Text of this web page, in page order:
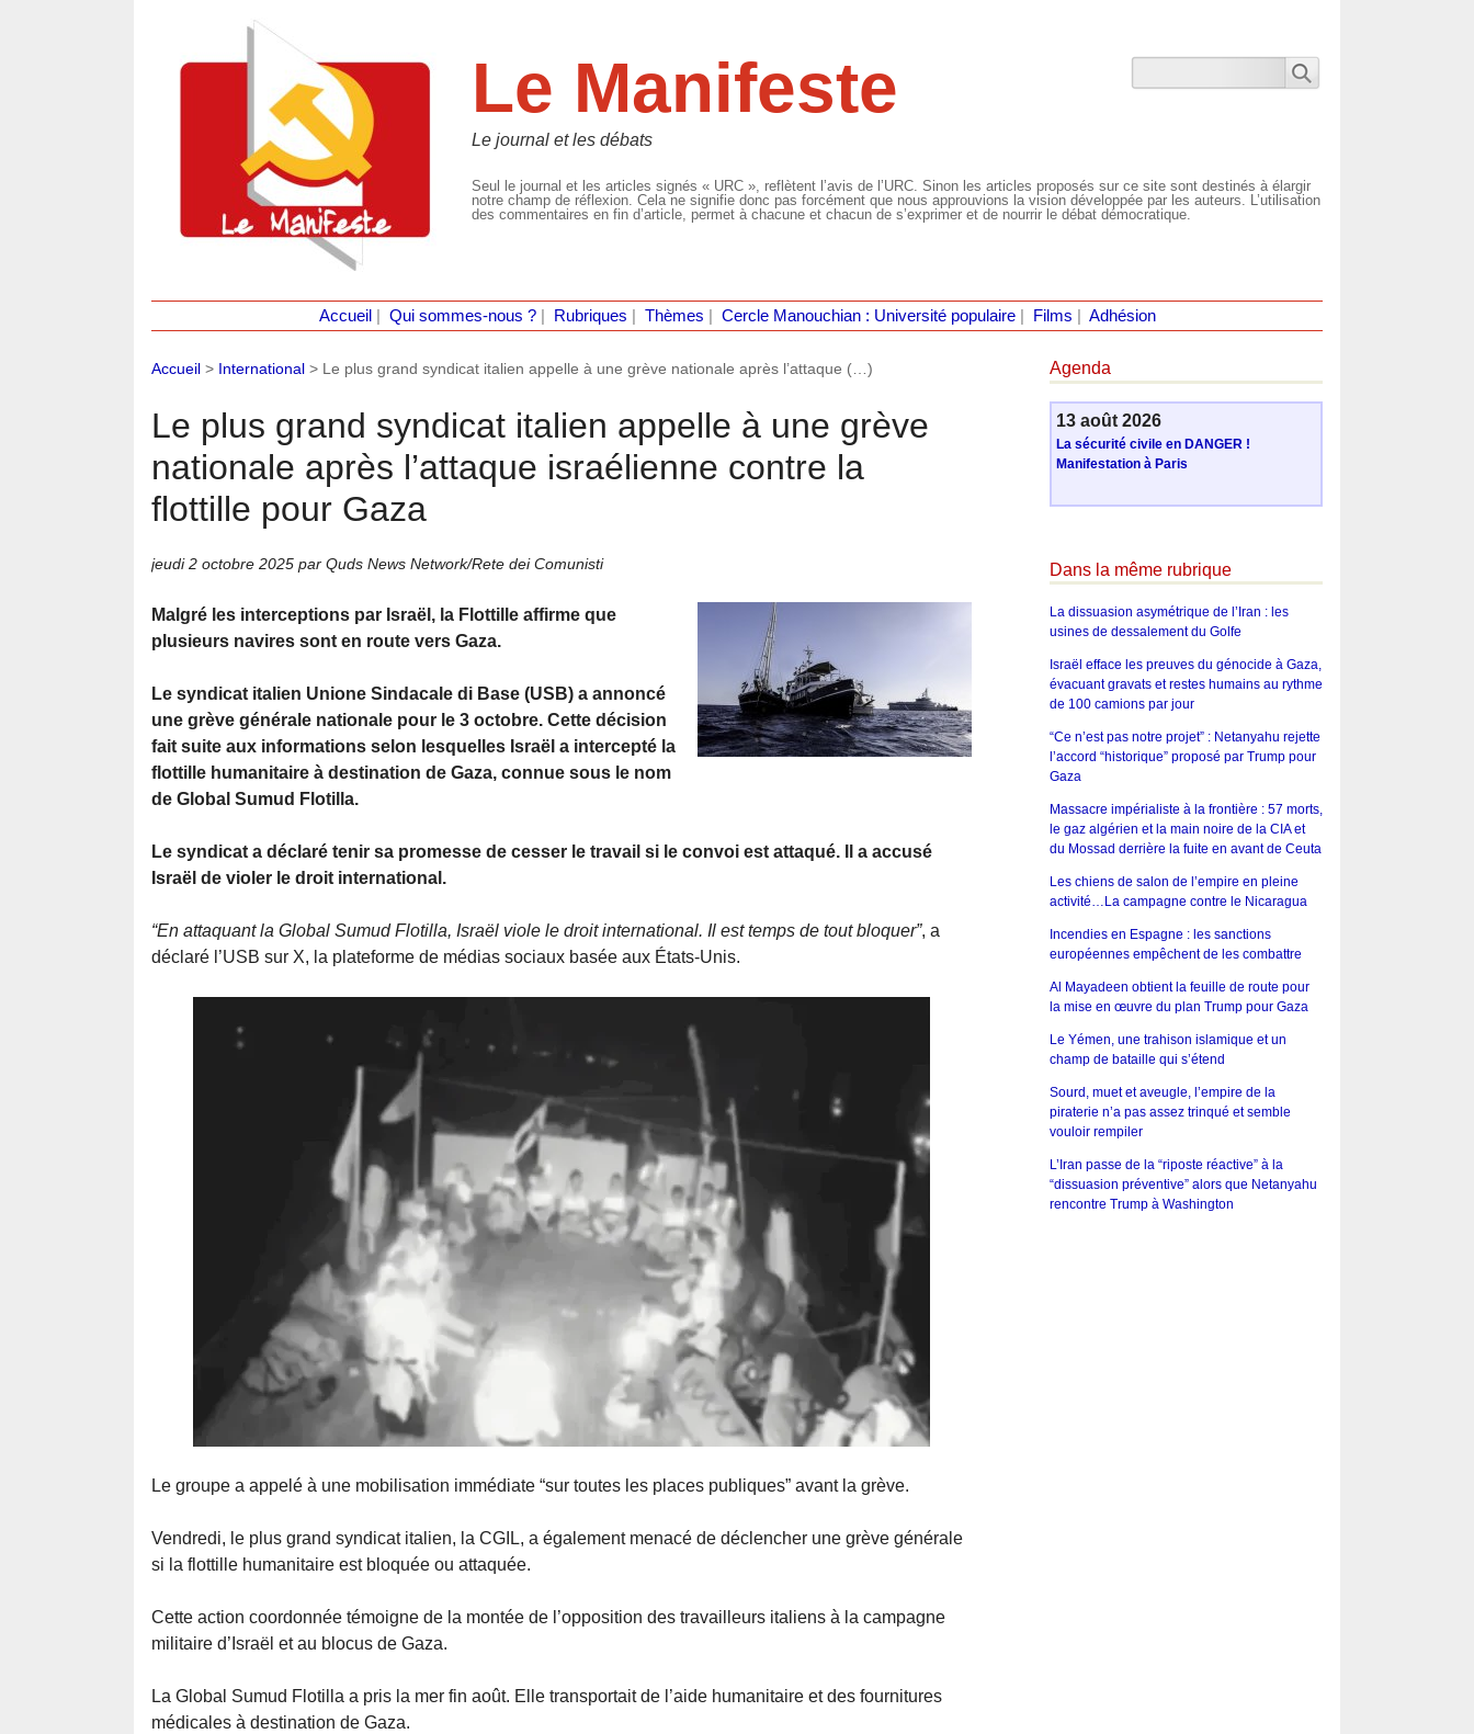
Le Manifeste
Le journal et les débats
Seul le journal et les articles signés « URC », reflètent l’avis de l’URC. Sinon les articles proposés sur ce site sont destinés à élargir
notre champ de réflexion. Cela ne signifie donc pas forcément que nous approuvions la vision développée par les auteurs. L’utilisation
des commentaires en fin d’article, permet à chacune et chacun de s’exprimer et de nourrir le débat démocratique.
Accueil Qui sommes-nous ?| Rubriques Thèmes Cercle Manouchian : Université populaire| Films Adhésion
Accueil > International > Le plus grand syndicat italien appelle à une grève nationale après l’attaque (…)
Le plus grand syndicat italien appelle à une grève
nationale après l’attaque israélienne contre la
flottille pour Gaza
jeudi 2 octobre 2025 par Quds News Network/Rete dei Comunisti
Malgré les interceptions par Israël, la Flottille affirme que
plusieurs navires sont en route vers Gaza.
Le syndicat italien Unione Sindacale di Base (USB) a annoncé
une grève générale nationale pour le 3 octobre. Cette décision
fait suite aux informations selon lesquelles Israël a intercepté la
flottille humanitaire à destination de Gaza, connue sous le nom
de Global Sumud Flotilla.
Le syndicat a déclaré tenir sa promesse de cesser le travail si le convoi est attaqué. Il a accusé
Israël de violer le droit international.
“En attaquant la Global Sumud Flotilla, Israël viole le droit international. Il est temps de tout bloquer”, a
déclaré l’USB sur X, la plateforme de médias sociaux basée aux États-Unis.
Le groupe a appelé à une mobilisation immédiate “sur toutes les places publiques” avant la grève.
Vendredi, le plus grand syndicat italien, la CGIL, a également menacé de déclencher une grève générale
si la flottille humanitaire est bloquée ou attaquée.
Cette action coordonnée témoigne de la montée de l’opposition des travailleurs italiens à la campagne
militaire d’Israël et au blocus de Gaza.
La Global Sumud Flotilla a pris la mer fin août. Elle transportait de l’aide humanitaire et des fournitures
médicales à destination de Gaza.
Agenda
13 août 2026
La sécurité civile en DANGER !
Manifestation à Paris
Dans la même rubrique
La dissuasion asymétrique de l’Iran : les
usines de dessalement du Golfe
Israël efface les preuves du génocide à Gaza,
évacuant gravats et restes humains au rythme
de 100 camions par jour
“Ce n’est pas notre projet” : Netanyahu rejette
l’accord “historique” proposé par Trump pour
Gaza
Massacre impérialiste à la frontière : 57 morts,
le gaz algérien et la main noire de la CIA et
du Mossad derrière la fuite en avant de Ceuta
Les chiens de salon de l’empire en pleine
activité…La campagne contre le Nicaragua
Incendies en Espagne : les sanctions
européennes empêchent de les combattre
Al Mayadeen obtient la feuille de route pour
la mise en œuvre du plan Trump pour Gaza
Le Yémen, une trahison islamique et un
champ de bataille qui s’étend
Sourd, muet et aveugle, l’empire de la
piraterie n’a pas assez trinqué et semble
vouloir rempiler
L’Iran passe de la “riposte réactive” à la
“dissuasion préventive” alors que Netanyahu
rencontre Trump à Washington